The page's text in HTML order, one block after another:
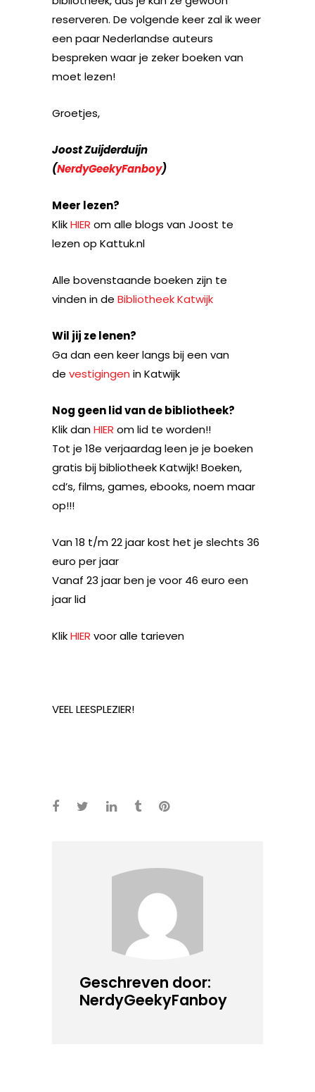
reserveren. De volgende keer zal ik weer
een paar Nederlandse auteurs
bespreken waar je zeker boeken van
moet lezen!
Groetjes,
Joost Zuijderduijn
(NerdyGeekyFanboy)
Meer lezen?
KlikHIER om alle blogs van Joost te
lezen op Kattuk.nl
Alle bovenstaande boeken zijn te
vinden in de Bibliotheek Katwijk
Wil jij ze lenen?
Ga dan een keer langs bij een van
de vestigingen in Katwijk
Nog geen lid van de bibliotheek?
Klik danHIER om lid te worden!!
Tot je 18e verjaardag leen je je boeken
gratis bij bibliotheek Katwijk! Boeken,
cd’s, films, games, ebooks, noem maar
op!!!
Van 18 t/m 22 jaar kost het je slechts 36
euro per jaar
Vanaf 23 jaar ben je voor 46 euro een
jaar lid
KlikHIER voor alle tarieven
VEEL LEESPLEZIER!
Geschreven door:
NerdyGeekyFanboy